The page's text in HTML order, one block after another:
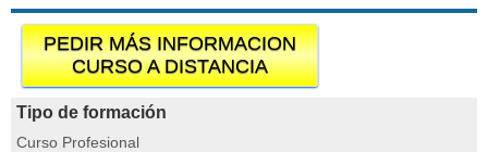
PEDIR MÁS INFORMACION
CURSO A DISTANCIA
Tipo de formación
Curso Profesional